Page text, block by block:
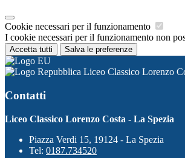
Cookie necessari per il funzionamento
I cookie necessari per il funzionamento non
Accetta tutti Salva le preferenze
Liceo Classico Lorenzo
Contatti
Liceo Classico Lorenzo Costa - La Spezia
Piazza Verdi 15, 19124 - La Spezia
Tel: 0187.734520